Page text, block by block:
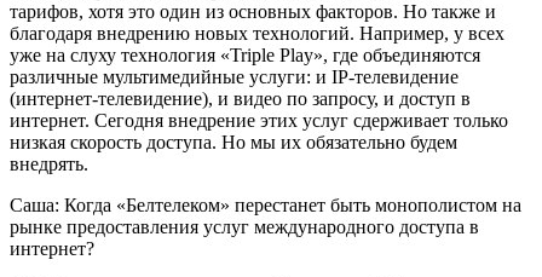
тарифов, хотя это один из основных факторов. Но также и
благодаря внедрению новых технологий. Например, у всех
уже на слуху технология «Triple Play», где объединяются
различные мультимедийные услуги: и IP-телевидение
(интернет-телевидение), и видео по запросу, и доступ в
интернет. Сегодня внедрение этих услуг сдерживает только
низкая скорость доступа. Но мы их обязательно будем
внедрять.
Саша: Когда «Белтелеком» перестанет быть монополистом на
рынке предоставления услуг международного доступа в
интернет?